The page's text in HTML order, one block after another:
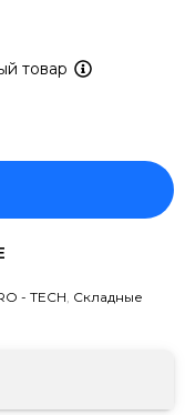
товар
- TECH, Складные